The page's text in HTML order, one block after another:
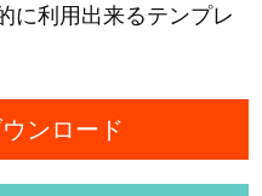
に利用出来るテンプレ
ンロード